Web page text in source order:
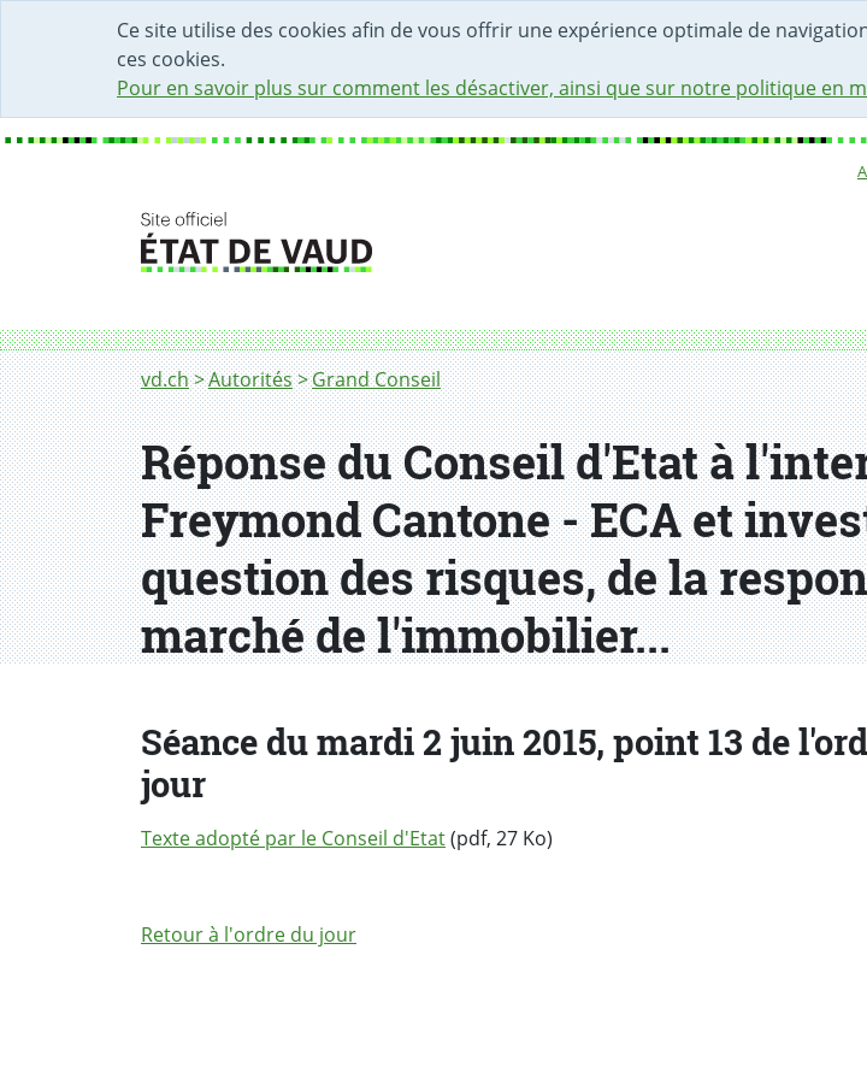
Ce site utilise des cookies afin de vous offrir une expérience optimale de
ces cookies.
Pour en savoir plus sur comment les désactiver, ainsi que sur notre politique en
DÉBUT DU CONTENU DE LA PAGE
ACCÈS AU CHAMP DE RECHERCHE
PAGE D'ACCUEIL
FORMULAIRE DE CONTACT
Fil d'Ariane
vd.ch Autorités Grand Conseil
Réponse du Conseil d'Etat à
Freymond Cantone - ECA et
question des risques, de la
marché de l'immobilier...
Séance du mardi 2 juin 2015, point 13 de
jour
Texte adopté par le Conseil d'Etat(pdf, 27 Ko)
Retour à l'ordre du jour